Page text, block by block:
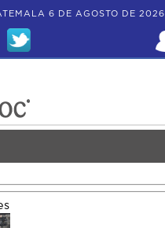
6 DE AGOSTO DE 2026